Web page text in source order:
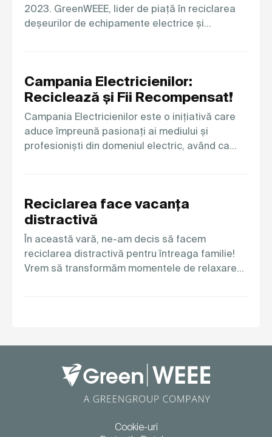
2023. GreenWEEE, lider de piață în reciclarea
deșeurilor de echipamente electrice și…
Campania Electricienilor:
Reciclează și Fii Recompensat!
Campania Electricienilor este o inițiativă care
aduce împreună pasionați ai mediului și
profesioniști din domeniul electric, având ca…
Reciclarea face vacanța
distractivă
În această vară, ne-am decis să facem
reciclarea distractivă pentru întreaga familie!
Vrem să transformăm momentele de relaxare…
Cookie-uri